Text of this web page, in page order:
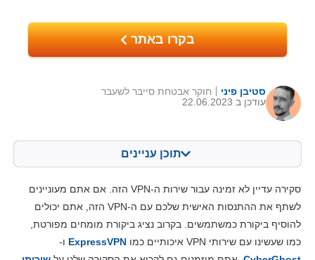
בקרו באתר
סטיבן פיני
עודכן ב 22.06.2023
חוקר אבטחת סייבר לשעבר
תוכן עניינים
מאפיינים מרכזיים 6.5
התקנה ואפליקציות 6.3
סקירה עדיין לא זמינה עבור שירות ה-VPN הזה. אם אתם מעוניינים
לשתף את ההתנסות האישית שלכם עם ה-VPN הזה, אתם יכולים
להוסיף ביקורת כמשתמשים. בקרוב נציג ביקורת מומחים מפורטת,
כמו שעשינו עם שירותי VPN איכותיים כמו
ExpressVPN ו-